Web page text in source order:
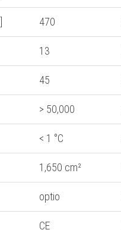
470
13
45
> 50,000
< 1 °C
1,650 cm²
optio
CE